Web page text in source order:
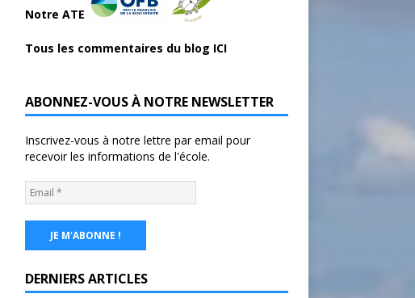
Notre ATE
Tous les commentaires du blog ICI
ABONNEZ-VOUS À NOTRE NEWSLETTER
Inscrivez-vous à notre lettre par email pour
recevoir les informations de l'école.
DERNIERS ARTICLES